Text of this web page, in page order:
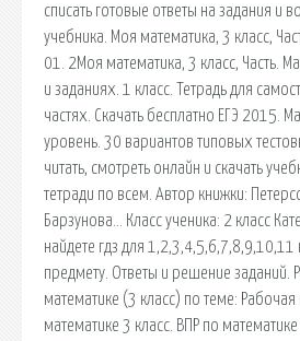
списать готовые ответы на задания и
учебника. Моя математика, 3 класс,
01. 2Моя математика, 3 класс, Часть.
и заданиях. 1 класс. Тетрадь для
частях. Скачать бесплатно ЕГЭ 2015.
уровень. 30 вариантов типовых
читать, смотреть онлайн и скачать
тетради по всем. Автор книжки:
Барзунова… Класс ученика: 2 класс
найдете гдз для
предмету. Ответы и решение заданий.
математике (3 класс) по теме:
математике 3 класс. ВПР по